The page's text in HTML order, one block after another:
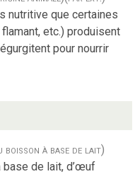
nutritive que certaines
etc.) produisent
pour nourrir
à base de lait)
base de lait, d’œuf